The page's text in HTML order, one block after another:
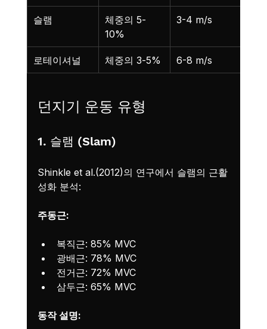
슬램
체중의 5-
10%
3-4 m/s
로테이셔널 체중의 3-5% 6-8 m/s
던지기 운동 유형
1. 슬램 (Slam)
Shinkle et al.(2012)의 연구에서 슬램의 근활
성화 분석:
주동근:
복직근: 85% MVC
광배근: 78% MVC
전거근: 72% MVC
삼두근: 65% MVC
동작 설명: